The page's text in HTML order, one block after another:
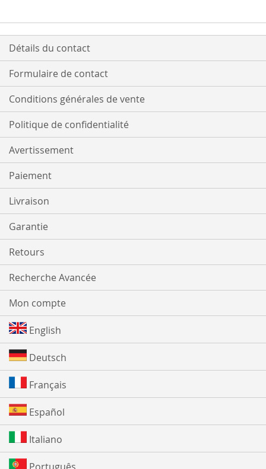
Détails du contact
Formulaire de contact
Conditions générales de vente
Politique de confidentialité
Avertissement
Paiement
Livraison
Garantie
Retours
Recherche Avancée
Mon compte
English
Deutsch
Français
Español
Italiano